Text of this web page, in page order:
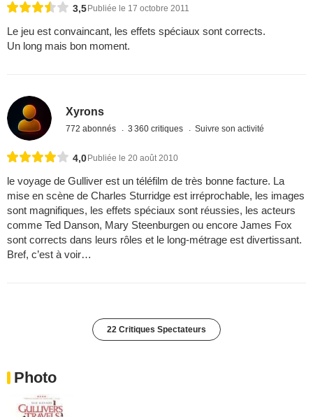
3,5Publiée le 17 octobre 2011
Le jeu est convaincant, les effets spéciaux sont corrects.
Un long mais bon moment.
Xyrons
772 abonnés 3 360 critiques Suivre son activité
4,0 Publiée le 20 août 2010
le voyage de Gulliver est un téléfilm de très bonne facture. La
mise en scène de Charles Sturridge est irréprochable, les images
sont magnifiques, les effets spéciaux sont réussies, les acteurs
comme Ted Danson, Mary Steenburgen ou encore James Fox
sont corrects dans leurs rôles et le long-métrage est divertissant.
Bref, c’est à voir…
22 Critiques Spectateurs
Photo